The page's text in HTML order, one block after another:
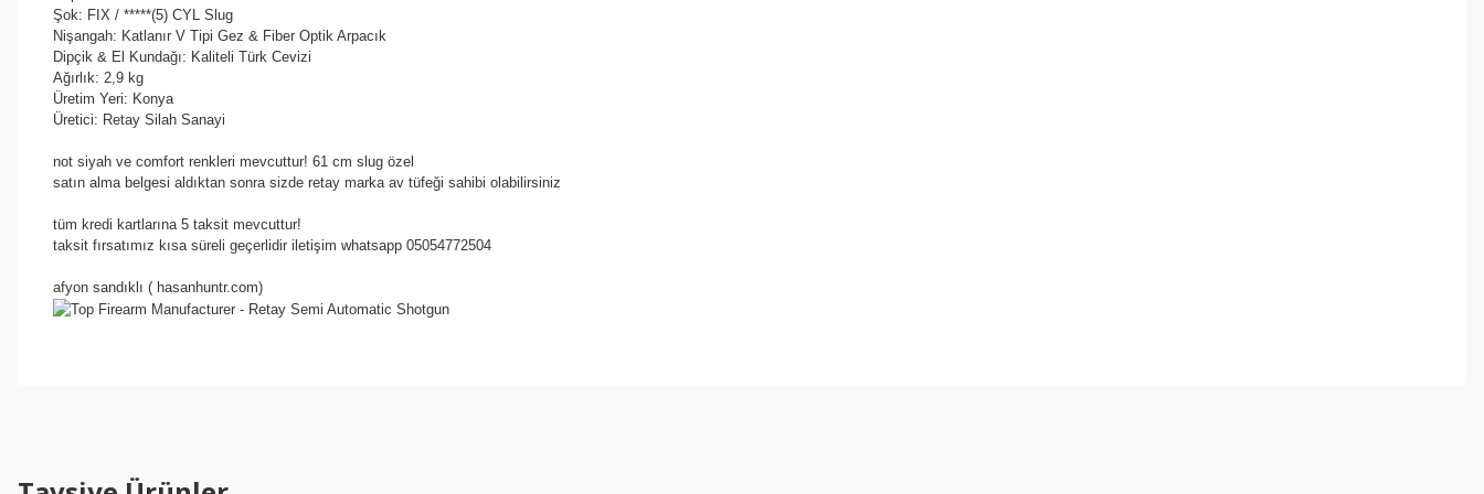
Şok: FIX / *****(5) CYL Slug
Nişangah: Katlanır V Tipi Gez & Fiber Optik Arpacık
Dipçik & El Kundağı: Kaliteli Türk Cevizi
Ağırlık: 2,9 kg
Üretim Yeri: Konya
Üretici: Retay Silah Sanayi
not siyah ve comfort renkleri mevcuttur! 61 cm slug özel
satın alma belgesi aldıktan sonra sizde retay marka av tüfeği sahibi olabilirsiniz
tüm kredi kartlarına 5 taksit mevcuttur!
taksit fırsatımız kısa süreli geçerlidir iletişim whatsapp 05054772504
afyon sandıklı ( hasanhuntr.com)